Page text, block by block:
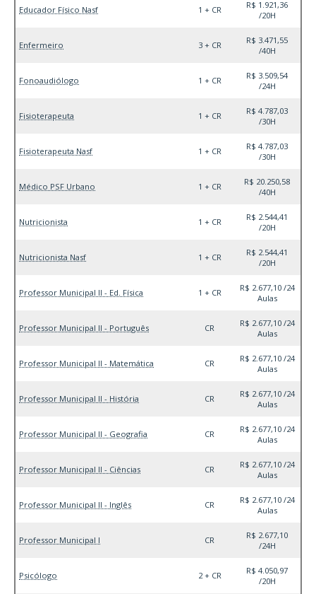
Educador Físico Nasf 1 + CR
R$ 1.921,36
/20H
Enfermeiro 3 + CR
R$ 3.471,55
/40H
Fonoaudiólogo 1 + CR
R$ 3.509,54
/24H
Fisioterapeuta 1 + CR
R$ 4.787,03
/30H
Fisioterapeuta Nasf 1 + CR
R$ 4.787,03
/30H
Médico PSF Urbano 1 + CR
R$ 20.250,58
/40H
Nutricionista 1 + CR
R$ 2.544,41
/20H
Nutricionista Nasf 1 + CR
R$ 2.544,41
/20H
Professor Municipal II - Ed. Física 1 + CR
R$ 2.677,10 /24
Aulas
Professor Municipal II - Português CR
R$ 2.677,10 /24
Aulas
Professor Municipal II - Matemática CR
R$ 2.677,10 /24
Aulas
Professor Municipal II - História CR
R$ 2.677,10 /24
Aulas
Professor Municipal II - Geografia CR
R$ 2.677,10 /24
Aulas
Professor Municipal II - Ciências CR
R$ 2.677,10 /24
Aulas
Professor Municipal II - Inglês CR
R$ 2.677,10 /24
Aulas
Professor Municipal I CR
R$ 2.677,10
/24H
Psicólogo 2 + CR
R$ 4.050,97
/20H